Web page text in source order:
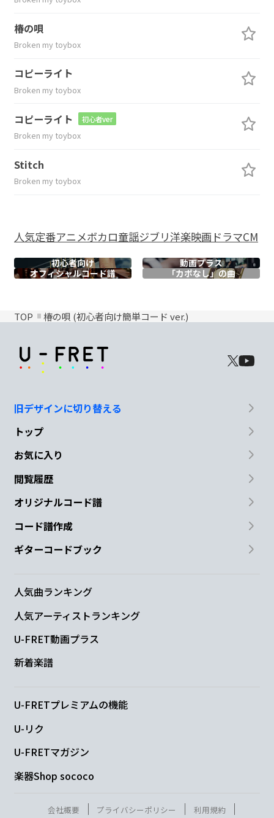
椿の唄
Broken my toybox
コピーライト
Broken my toybox
コピーライト 初心者ver
Broken my toybox
Stitch
Broken my toybox
人気定番アニメボカロ童謡ジブリ洋楽映画ドラマCM
初心者向け
動画プラス
オフィシャルコード譜 「カポなし」の曲
TOP 椿の唄 (初心者向け簡単コード ver.)
旧デザインに切り替える
トップ
お気に入り
閲覧履歴
オリジナルコード譜
コード譜作成
ギターコードブック
人気曲ランキング
人気アーティストランキング
U-FRET動画プラス
新着楽譜
U-FRETプレミアムの機能
U-リク
U-FRETマガジン
楽器Shop sococo
会社概要 プライバシーポリシー 利用規約